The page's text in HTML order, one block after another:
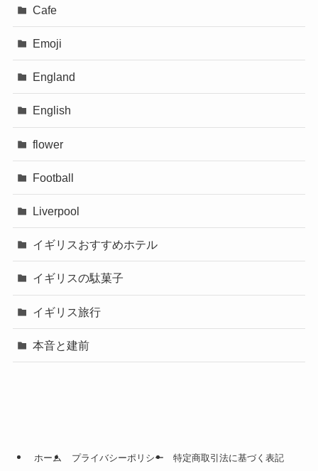
Cafe
Emoji
England
English
flower
Football
Liverpool
イギリスおすすめホテル
イギリスの駄菓子
イギリス旅行
本音と建前
ホーム プライバシーポリシー 特定商取引法に基づく表記